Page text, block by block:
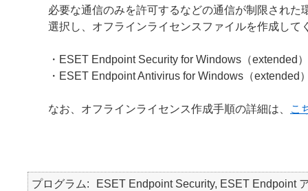
必要な通信のみを許可するなどの通信が制限され
選択し、オフラインライセンスファイルを作成して
・ESET Endpoint Security for Windows（extended）
・ESET Endpoint Antivirus for Windows（extended
なお、オフラインライセンス作成手順の詳細は、 こ
プログラム ESET Endpoint Security, ESET Endpoint